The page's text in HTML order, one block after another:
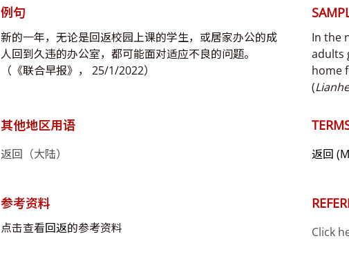
例句
新的一年，无论是回返校园上课的学生，或居家办公的成
人回到久违的办公室，都可能面对适应不良的问题。
（《联合早报》， 25/1/2022）
In the
adults
home
(
其他地区用语
返回（大陆） 返回
参考资料
点击查看回返的参考资料 Click